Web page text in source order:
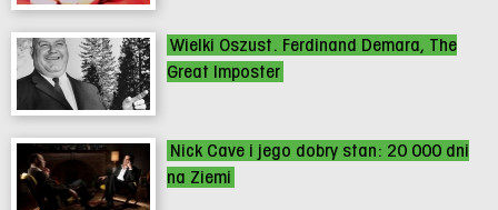
Wielki Oszust. Ferdinand Demara, The
Great Imposter
Nick Cave i jego dobry stan: 20 000 dni
na Ziemi